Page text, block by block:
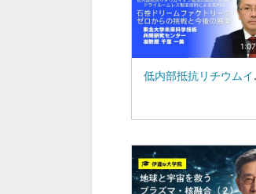
低内部抵抗リチウムイオン電